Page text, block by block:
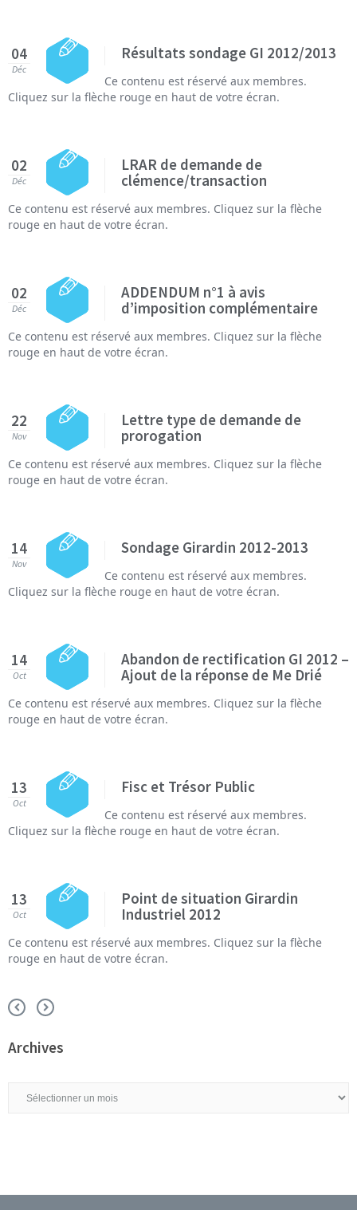
04
Déc
Résultats sondage GI 2012/2013
Ce contenu est réservé aux membres.
Cliquez sur la flèche rouge en haut de votre écran.
02
Déc
LRAR de demande de
clémence/transaction
Ce contenu est réservé aux membres. Cliquez sur la flèche
rouge en haut de votre écran.
02
Déc
ADDENDUM n°1 à avis
d’imposition complémentaire
Ce contenu est réservé aux membres. Cliquez sur la flèche
rouge en haut de votre écran.
22
Nov
Lettre type de demande de
prorogation
Ce contenu est réservé aux membres. Cliquez sur la flèche
rouge en haut de votre écran.
14
Nov
Sondage Girardin 2012-2013
Ce contenu est réservé aux membres.
Cliquez sur la flèche rouge en haut de votre écran.
14
Oct
Abandon de rectification GI 2012 –
Ajout de la réponse de Me Drié
Ce contenu est réservé aux membres. Cliquez sur la flèche
rouge en haut de votre écran.
13
Oct
Fisc et Trésor Public
Ce contenu est réservé aux membres.
Cliquez sur la flèche rouge en haut de votre écran.
13
Oct
Point de situation Girardin
Industriel 2012
Ce contenu est réservé aux membres. Cliquez sur la flèche
rouge en haut de votre écran.
Archives